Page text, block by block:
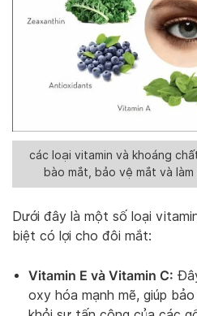
các loại vitamin và khoáng
bào mắt, bảo vệ mắt và
Dưới đây là một số loại
biệt có lợi cho đôi mắt:
Vitamin E và Vitamin C:
oxy hóa mạnh mẽ, giúp